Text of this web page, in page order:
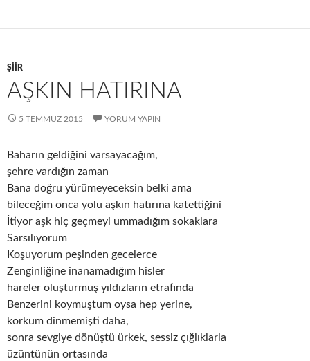
ŞIIR
AŞKIN HATIRINA
5 TEMMUZ 2015 YORUM YAPIN
Baharın geldiğini varsayacağım,
şehre vardığın zaman
Bana doğru yürümeyeceksin belki ama
bileceğim onca yolu aşkın hatırına katettiğini
İtiyor aşk hiç geçmeyi ummadığım sokaklara
Sarsılıyorum
Koşuyorum peşinden gecelerce
Zenginliğine inanamadığım hisler
hareler oluşturmuş yıldızların etrafında
Benzerini koymuştum oysa hep yerine,
korkum dinmemişti daha,
sonra sevgiye dönüştü ürkek, sessiz çığlıklarla
üzüntünün ortasında